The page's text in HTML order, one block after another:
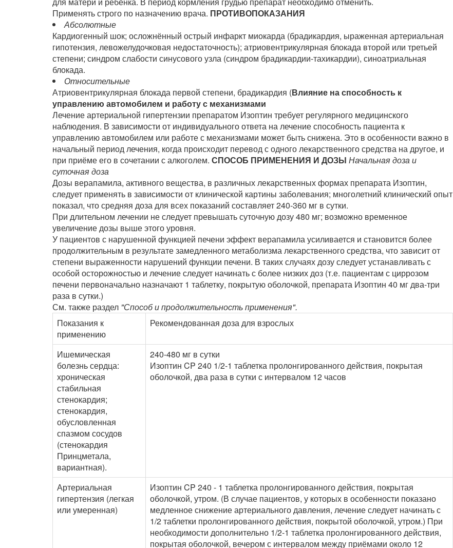
Применять строго по назначению врача. ПРОТИВОПОКАЗАНИЯ
Абсолютные
Кардиогенный шок; осложнённый острый инфаркт миокарда (брадикардия, ыраженная артериальная
гипотензия, левожелудочковая недостаточность); атриовентрикулярная блокада второй или третьей
степени; синдром слабости синусового узла (синдром брадикардии-тахикардии), синоатриальная
блокада.
Относительные
Атриовентрикулярная блокада первой степени, брадикардия (Влияние на способность к
управлению автомобилем и работу с механизмами
Лечение артериальной гипертензии препаратом Изоптин требует регулярного медицинского
наблюдения. В зависимости от индивидуального ответа на лечение способность пациента к
управлению автомобилем или работе с механизмами может быть снижена. Это в особенности важно в
начальный период лечения, когда происходит перевод с одного лекарственного средства на другое, и
при приёме его в сочетании с алкоголем. СПОСОБ ПРИМЕНЕНИЯ И ДОЗЫ Начальная доза и
суточная доза
Дозы верапамила, активного вещества, в различных лекарственных формах препарата Изоптин,
следует применять в зависимости от клинической картины заболевания; многолетний клинический опыт
показал, что средняя доза для всех показаний составляет 240-360 мг в сутки.
При длительном лечении не следует превышать суточную дозу 480 мг; возможно временное
увеличение дозы выше этого уровня.
У пациентов с нарушенной функцией печени эффект верапамила усиливается и становится более
продолжительным в результате замедленного метаболизма лекарственного средства, что зависит от
степени выраженности нарушений функции печени. В таких случаях дозу следует устанавливать с
особой осторожностью и лечение следует начинать с более низких доз (т.е. пациентам с циррозом
печени первоначально назначают 1 таблетку, покрытую оболочкой, препарата Изоптин 40 мг два-три
раза в сутки.)
См. также раздел "Способ и продолжительность применения".
Показания к
применению
Рекомендованная доза для взрослых
Ишемическая
болезнь сердца:
хроническая
стабильная
стенокардия;
стенокардия,
обусловленная
спазмом сосудов
(стенокардия
Принцметала,
вариантная).
240-480 мг в сутки
Изоптин CP 240 1/2-1 таблетка пролонгированного действия, покрытая
оболочкой, два раза в сутки с интервалом 12 часов
Артериальная
гипертензия (легкая
или умеренная)
Изоптин CP 240 - 1 таблетка пролонгированного действия, покрытая
оболочкой, утром. (В случае пациентов, у которых в особенности показано
медленное снижение артериального давления, лечение следует начинать с
1/2 таблетки пролонгированного действия, покрытой оболочкой, утром.) При
необходимости дополнительно 1/2-1 таблетка пролонгированного действия,
покрытая оболочкой, вечером с интервалом между приёмами около 12